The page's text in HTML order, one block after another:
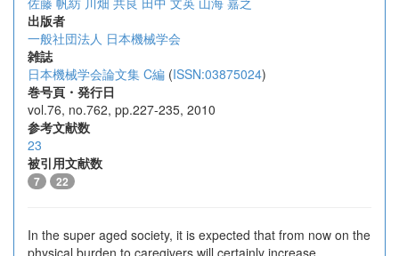
出版者
一般社団法人 日本機械学会
雑誌
日本機械学会論文集 C編 (ISSN:03875024)
巻号頁・発行日
vol.76, no.762, pp.227-235, 2010
参考文献数
23
被引用文献数
7 22
In the super aged society, it is expected that from now on the
physical burden to caregivers will certainly increase.